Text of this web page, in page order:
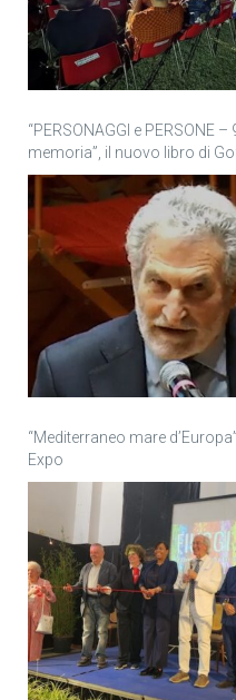
“PERSONAGGI e PERSONE
memoria”, il nuovo libro di
“Mediterraneo mare
Expo